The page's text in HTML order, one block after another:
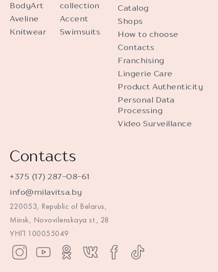
BodyArt
Aveline
Knitwear
collection
Accent
Swimsuits
Catalog
Shops
How to choose
Contacts
Franchising
Lingerie Care
Product Authenticity
Personal Data
Processing
Video Surveillance
Contacts
+375 (17) 287-08-61
info@milavitsa.by
220053, Republic of Belarus,
Minsk, Novovilenskaya st., 28
УНП 100055049